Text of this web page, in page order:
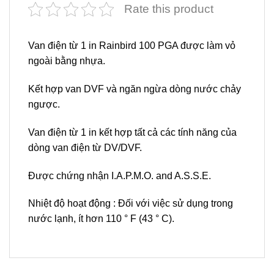
Rate this product
Van điện từ 1 in Rainbird 100 PGA được làm vỏ
ngoài bằng nhựa.
Kết hợp van DVF và ngăn ngừa dòng nước chảy
ngược.
Van điện từ 1 in kết hợp tất cả các tính năng của
dòng van điện từ DV/DVF.
Được chứng nhận I.A.P.M.O. and A.S.S.E.
Nhiệt độ hoạt động : Đối với việc sử dụng trong
nước lạnh, ít hơn 110 ° F (43 ° C).